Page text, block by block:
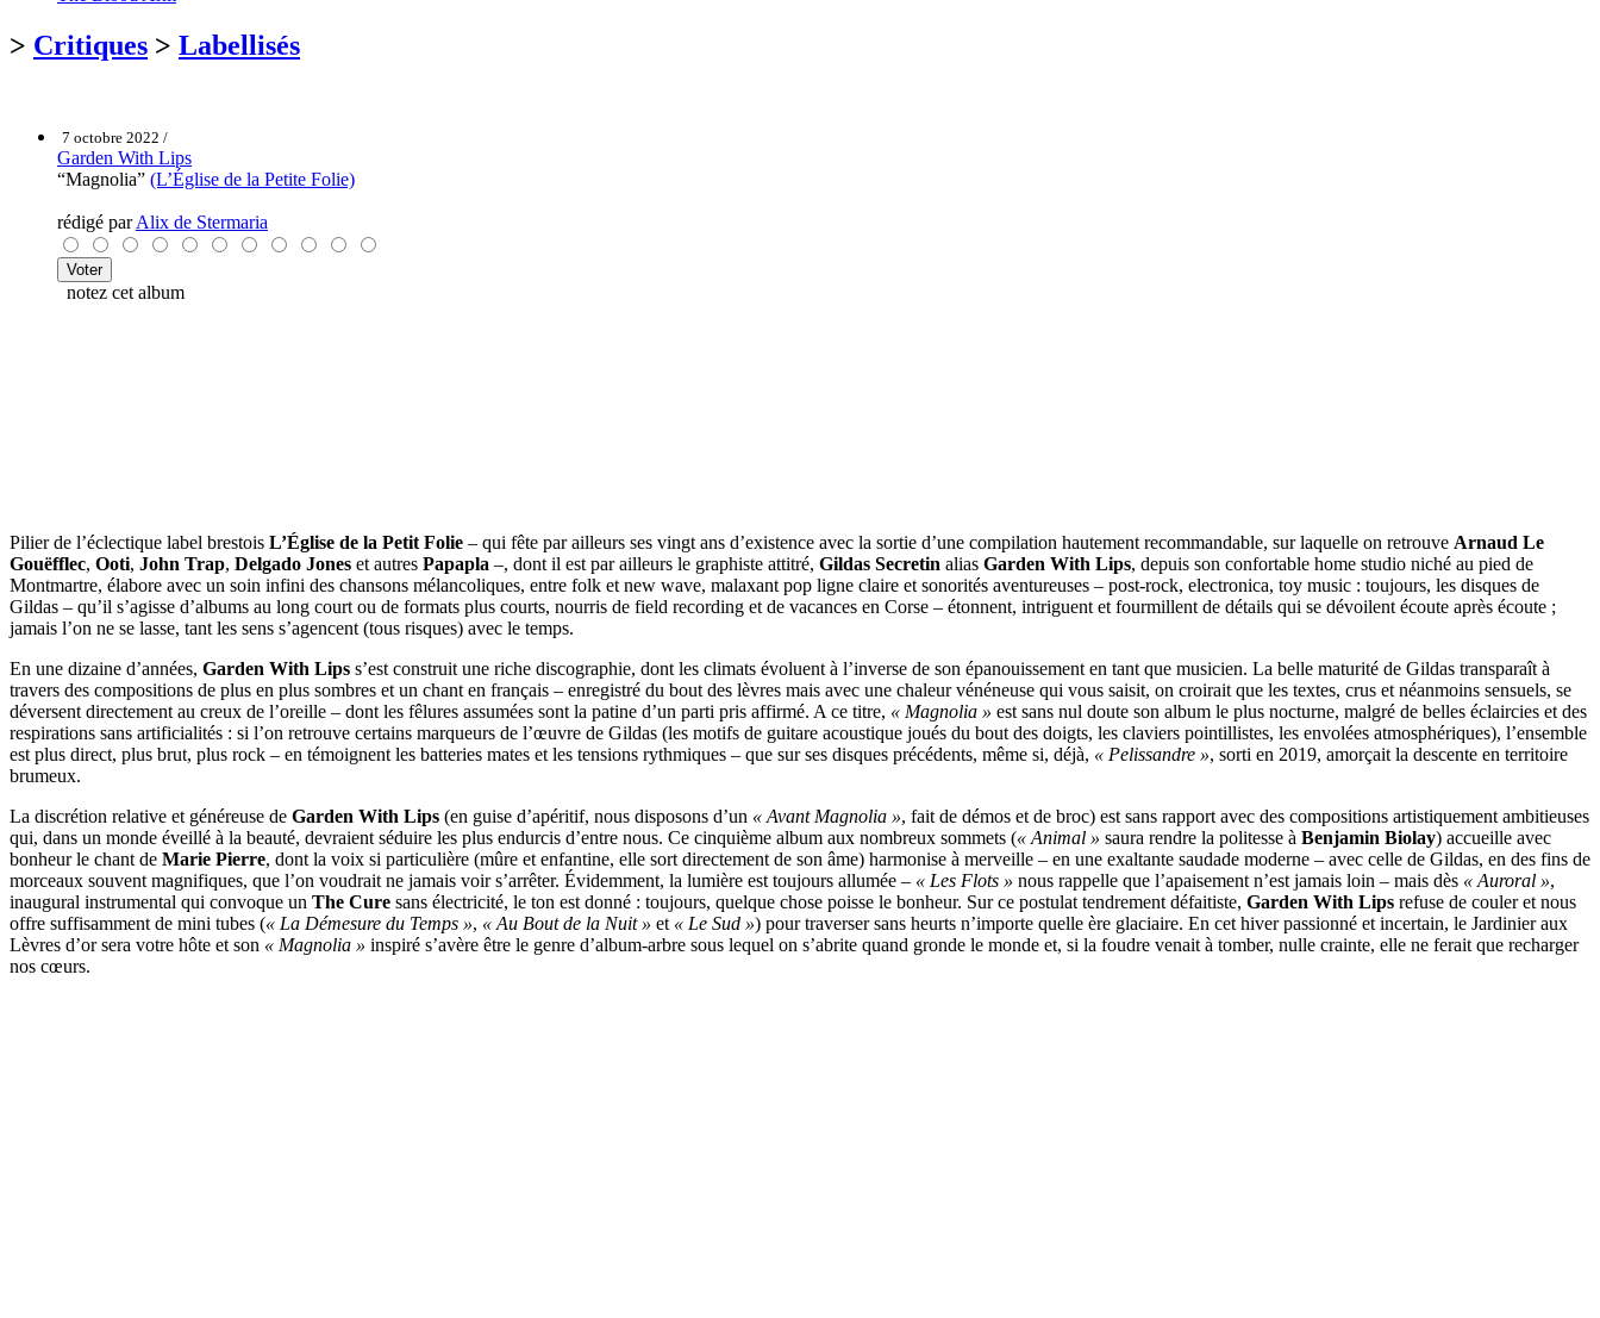
> Critiques > Labellisés
7 octobre 2022 /
Garden With Lips
“Magnolia” (L’Église de la Petite Folie)
rédigé parAlix de Stermaria
notez cet album
Pilier de l’éclectique label brestois L’Église de la Petit Folie – qui fête par ailleurs ses vingt ans d’existence avec la sortie d’une compilation hautement recommandable, sur laquelle on retrouve Arnaud Le
Gouëfflec, Ooti, John Trap, Delgado Jones et autres Papapla –, dont il est par ailleurs le graphiste attitré, Gildas Secretin alias Garden With Lips, depuis son confortable home studio niché au pied de
Montmartre, élabore avec un soin infini des chansons mélancoliques, entre folk et new wave, malaxant pop ligne claire et sonorités aventureuses – post-rock, electronica, toy music : toujours, les disques de
Gildas – qu’il s’agisse d’albums au long court ou de formats plus courts, nourris de field recording et de vacances en Corse – étonnent, intriguent et fourmillent de détails qui se dévoilent écoute après écoute ;
jamais l’on ne se lasse, tant les sens s’agencent (tous risques) avec le temps.
En une dizaine d’années, Garden With Lips s’est construit une riche discographie, dont les climats évoluent à l’inverse de son épanouissement en tant que musicien. La belle maturité de Gildas transparaît à
travers des compositions de plus en plus sombres et un chant en français – enregistré du bout des lèvres mais avec une chaleur vénéneuse qui vous saisit, on croirait que les textes, crus et néanmoins sensuels, se
déversent directement au creux de l’oreille – dont les fêlures assumées sont la patine d’un parti pris affirmé. A ce titre, « Magnolia » est sans nul doute son album le plus nocturne, malgré de belles éclaircies et des
respirations sans artificialités : si l’on retrouve certains marqueurs de l’œuvre de Gildas (les motifs de guitare acoustique joués du bout des doigts, les claviers pointillistes, les envolées atmosphériques), l’ensemble
est plus direct, plus brut, plus rock – en témoignent les batteries mates et les tensions rythmiques – que sur ses disques précédents, même si, déjà, « Pelissandre », sorti en 2019, amorçait la descente en territoire
brumeux.
La discrétion relative et généreuse de Garden With Lips (en guise d’apéritif, nous disposons d’un « Avant Magnolia », fait de démos et de broc) est sans rapport avec des compositions artistiquement ambitieuses
qui, dans un monde éveillé à la beauté, devraient séduire les plus endurcis d’entre nous. Ce cinquième album aux nombreux sommets (« Animal » saura rendre la politesse à Benjamin Biolay) accueille avec
bonheur le chant de Marie Pierre, dont la voix si particulière (mûre et enfantine, elle sort directement de son âme) harmonise à merveille – en une exaltante saudade moderne – avec celle de Gildas, en des fins de
morceaux souvent magnifiques, que l’on voudrait ne jamais voir s’arrêter. Évidemment, la lumière est toujours allumée – « Les Flots » nous rappelle que l’apaisement n’est jamais loin – mais dès « Auroral »,
inaugural instrumental qui convoque un The Cure sans électricité, le ton est donné : toujours, quelque chose poisse le bonheur. Sur ce postulat tendrement défaitiste, Garden With Lips refuse de couler et nous
offre suffisamment de mini tubes (« La Démesure du Temps », « Au Bout de la Nuit » et « Le Sud ») pour traverser sans heurts n’importe quelle ère glaciaire. En cet hiver passionné et incertain, le Jardinier aux
Lèvres d’or sera votre hôte et son « Magnolia » inspiré s’avère être le genre d’album-arbre sous lequel on s’abrite quand gronde le monde et, si la foudre venait à tomber, nulle crainte, elle ne ferait que recharger
nos cœurs.